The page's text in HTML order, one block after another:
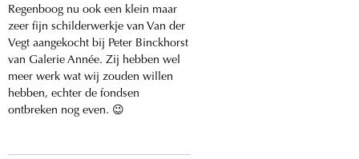
Regenboog nu ook een klein maar
zeer fijn schilderwerkje van Van der
Vegt aangekocht bij Peter Binckhorst
van Galerie Année. Zij hebben wel
meer werk wat wij zouden willen
hebben, echter de fondsen
ontbreken nog even. 😉